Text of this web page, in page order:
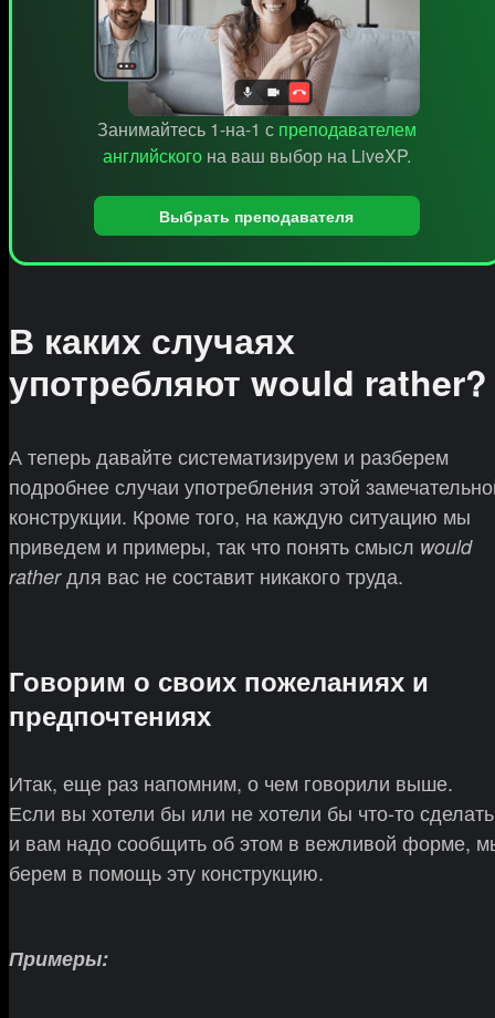
Занимайтесь 1-на-1 с преподавателем
английскогона ваш выбор на LiveXP.
Выбрать преподавателя
В каких случаях
употребляют would rather?
А теперь давайте систематизируем и разберем
подробнее случаи употребления этой
конструкции. Кроме того, на каждую ситуацию мы
приведем и примеры, так что понять смысл would
ratherдля вас не составит никакого труда.
Говорим о своих пожеланиях и
предпочтениях
Итак, еще раз напомним, о чем говорили выше.
Если вы хотели бы или не хотели бы что-то
и вам надо сообщить об этом в вежливой форме,
берем в помощь эту конструкцию.
Примеры: